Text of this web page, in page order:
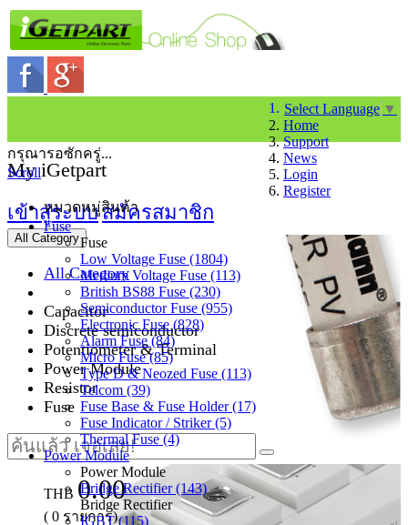
Select Language ▼
Home
Support
News
Login
Register
My iGetpart
เข้าสู่ระบบสมัครสมาชิก
All Category
All Category
Capacitor
Discrete semiconductor
Potentiometer & Terminal
Power Module
Resistor
Fuse
THB 0.00
( 0 รายการ)
กรุณารอซักครู่...
Scroll
หมวดหมู่สินค้า
Fuse
Fuse
Low Voltage Fuse (1804)
Medium Voltage Fuse (113)
British BS88 Fuse (230)
Semiconductor Fuse (955)
Electronic Fuse (828)
Alarm Fuse (84)
Micro Fuse (85)
Type D & Neozed Fuse (113)
Telcom (39)
Fuse Base & Fuse Holder (17)
Fuse Indicator / Striker (5)
Thermal Fuse (4)
Power Module
Power Module
Bridge Rectifier (143)
Bridge Rectifier
IGBT (115)